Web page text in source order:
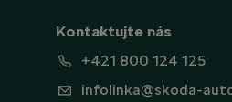
Kontaktujte nás
+421 800 124 125
infolinka@skoda-